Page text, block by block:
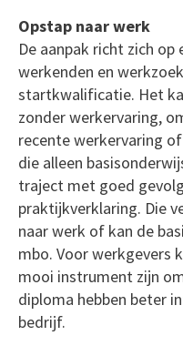
Opstap naar werk
De aanpak richt zich op
werkenden en
startkwalificatie. Het
zonder werkervaring,
recente werkervaring
die alleen
traject met goed
praktijkverklaring. Die
naar werk of kan de
mbo. Voor werkgevers
mooi instrument zijn
diploma hebben beter
bedrijf.